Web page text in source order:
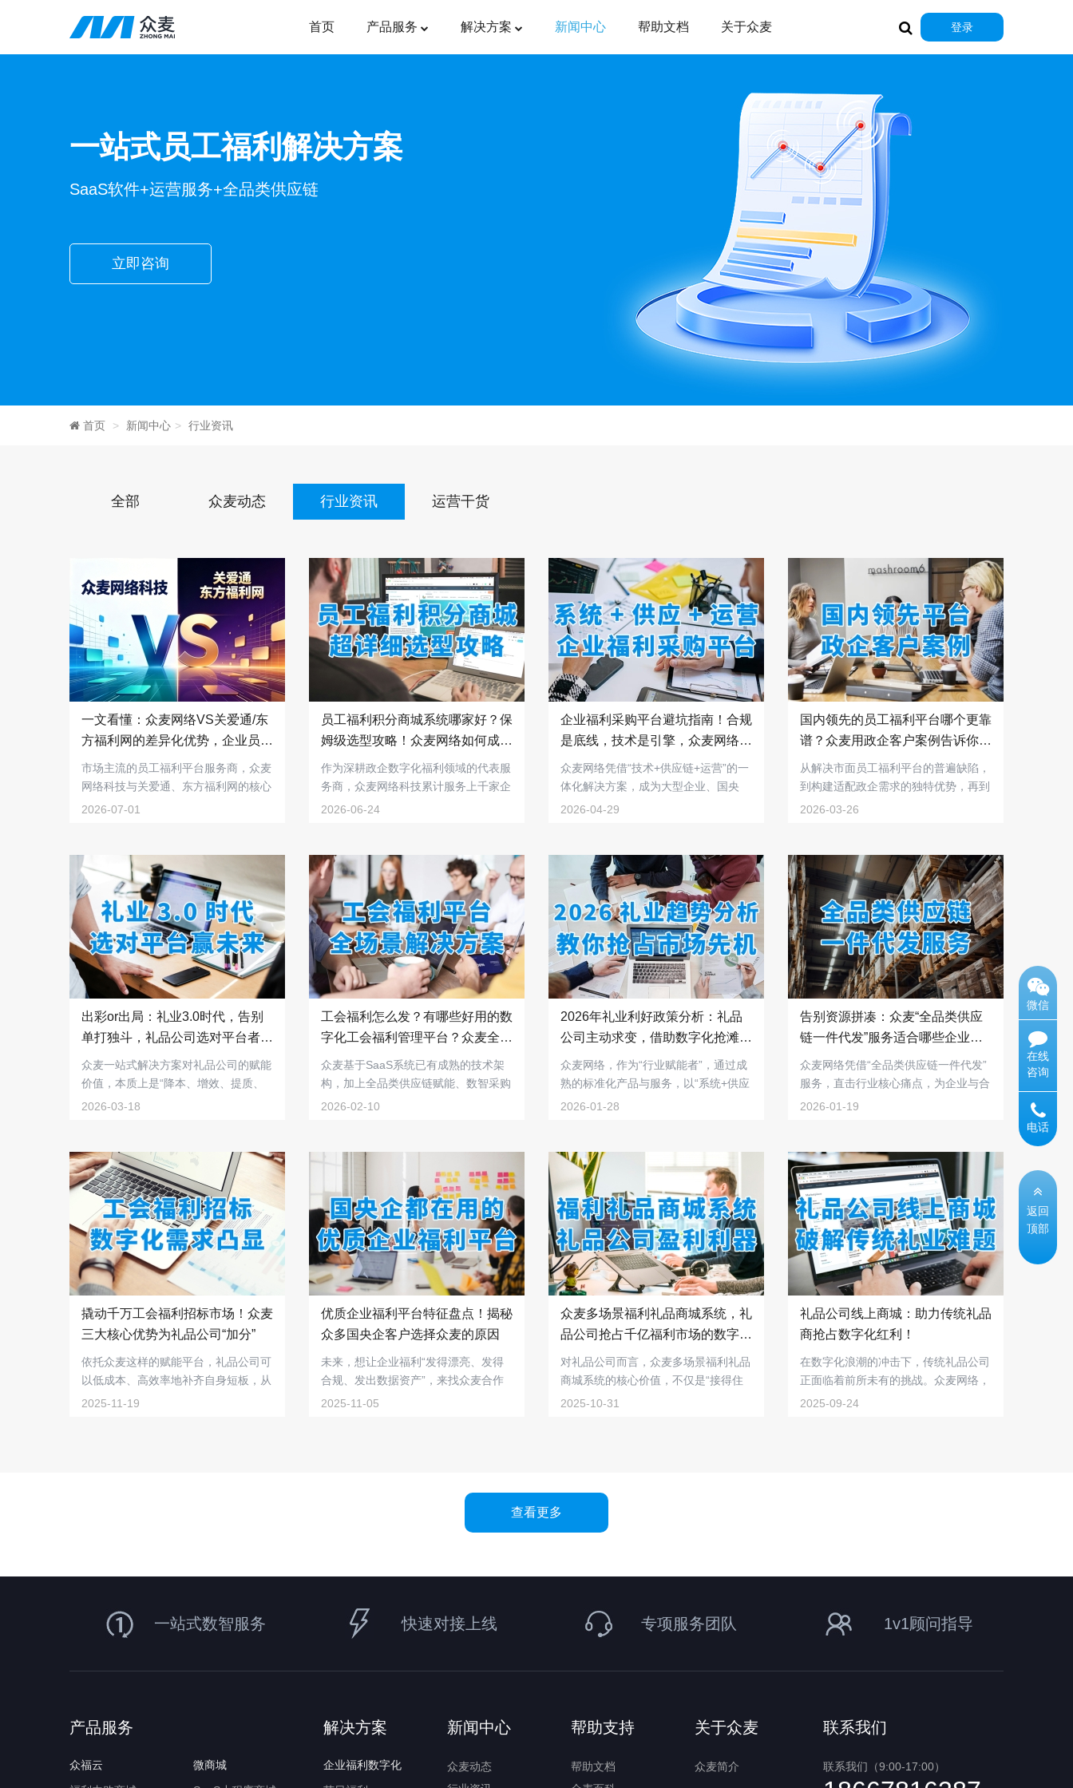
首页 产品服务 解决方案 新闻中心 帮助文档 关于众麦 登录
一站式员工福利解决方案
SaaS软件+运营服务+全品类供应链
立即咨询
首页 新闻中心 行业资讯
全部 众麦动态 行业资讯 运营干货
一文看懂：众麦网络VS关爱通/东
方福利网的差异化优势，企业员工
福利平台服务商选型必看！
市场主流的员工福利平台服务商，众麦
网络科技与关爱通、东方福利网的核心
差异在哪里?...
2026-07-01
员工福利积分商城系统哪家好？保
姆级选型攻略！众麦网络如何成为
政企福利数字化首选？
作为深耕政企数字化福利领域的代表服
务商，众麦网络科技累计服务上千家企
业级客户，在...
2026-06-24
企业福利采购平台避坑指南！合规
是底线，技术是引擎，众麦网络如
何成为大型政企首选？
众麦网络凭借“技术+供应链+运营”的一
体化解决方案，成为大型企业、国央
企、上市公...
2026-04-29
国内领先的员工福利平台哪个更靠
谱？众麦用政企客户案例告诉你答
案！
从解决市面员工福利平台的普遍缺陷，
到构建适配政企需求的独特优势，再到
众多标杆客户...
2026-03-26
出彩or出局：礼业3.0时代，告别
单打独斗，礼品公司选对平台者赢
未来！
众麦一站式解决方案对礼品公司的赋能
价值，本质上是“降本、增效、提质、
拓客”的全方...
2026-03-18
工会福利怎么发？有哪些好用的数
字化工会福利管理平台？众麦全场
景解决方案了解一下！
众麦基于SaaS系统已有成熟的技术架
构，加上全品类供应链赋能、数智采购
中台支撑，...
2026-02-10
2026年礼业利好政策分析：礼品
公司主动求变，借助数字化抢滩政
采新蓝海！
众麦网络，作为“行业赋能者”，通过成
熟的标准化产品与服务，以“系统+供应
链+运营...
2026-01-28
告别资源拼凑：众麦“全品类供应
链一件代发”服务适合哪些企业和
服务场景接入？
众麦网络凭借“全品类供应链一件代发”
服务，直击行业核心痛点，为企业与合
作伙伴提供...
2026-01-19
撬动千万工会福利招标市场！众麦
三大核心优势为礼品公司“加分”
依托众麦这样的赋能平台，礼品公司可
以低成本、高效率地补齐自身短板，从
传统的礼品供...
2025-11-19
优质企业福利平台特征盘点！揭秘
众多国央企客户选择众麦的原因
未来，想让企业福利“发得漂亮、发得
合规、发出数据资产”，来找众麦合作
准没错!
2025-11-05
众麦多场景福利礼品商城系统，礼
品公司抢占千亿福利市场的数字化
利器
对礼品公司而言，众麦多场景福利礼品
商城系统的核心价值，不仅是“接得住
单”，更是“...
2025-10-31
礼品公司线上商城：助力传统礼品
商抢占数字化红利！
在数字化浪潮的冲击下，传统礼品公司
正面临着前所未有的挑战。众麦网络，
作为礼业数字...
2025-09-24
查看更多
一站式数智服务 快速对接上线 专项服务团队 1v1顾问指导
产品服务
众福云
微商城
解决方案
企业福利数字化
新闻中心
众麦动态
帮助支持
帮助文档
关于众麦
众麦简介
联系我们
联系我们（9:00-17:00）
微信
在线
咨询
电话
返回
顶部